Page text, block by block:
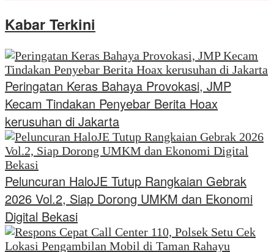
Kabar Terkini
Peringatan Keras Bahaya Provokasi, JMP
Kecam Tindakan Penyebar Berita Hoax
kerusuhan di Jakarta
Peluncuran HaloJE Tutup Rangkaian Gebrak
2026 Vol.2, Siap Dorong UMKM dan Ekonomi
Digital Bekasi